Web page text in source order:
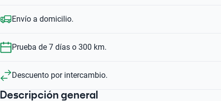
Envío a domicilio.
Prueba de 7 días o 300 km.
Descuento por intercambio.
Descripción general